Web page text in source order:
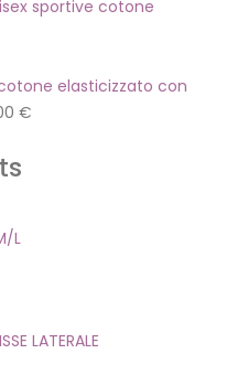
sportive cotone
elasticizzato con
€
L
LATERALE